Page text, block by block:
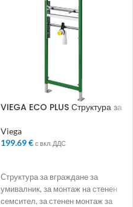
VIEGA ECO PLUS Структура за
стенен смесител H1300мм
Viega
199.69€ с вкл. ДДС
Структура за вграждане за
умивалник, за монтаж на стенен
семсител, за стенен монтаж за